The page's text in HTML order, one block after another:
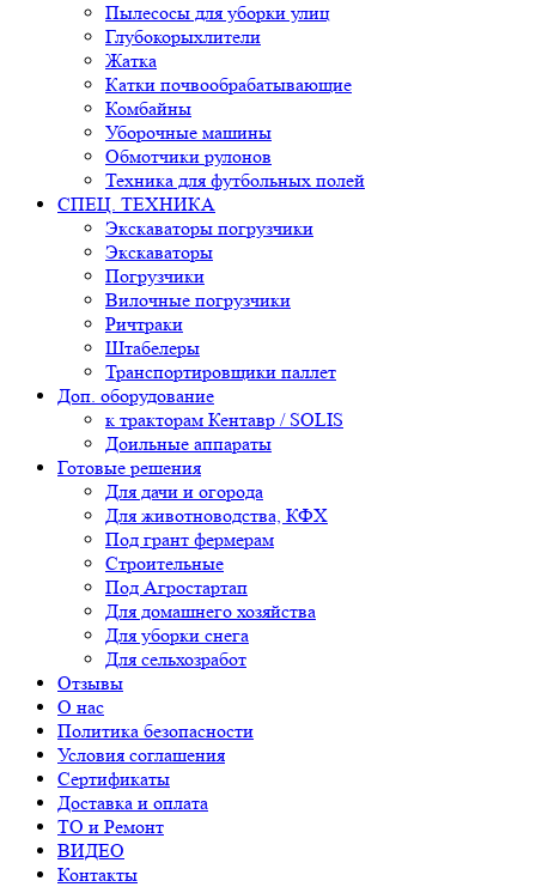
Пылесосы для уборки улиц
Глубокорыхлители
Жатка
Катки почвообрабатывающие
Комбайны
Уборочные машины
Обмотчики рулонов
Техника для футбольных полей
СПЕЦ. ТЕХНИКА
Экскаваторы погрузчики
Экскаваторы
Погрузчики
Вилочные погрузчики
Ричтраки
Штабелеры
Транспортировщики паллет
Доп. оборудование
к тракторам Кентавр / SOLIS
Доильные аппараты
Готовые решения
Для дачи и огорода
Для животноводства, КФХ
Под грант фермерам
Строительные
Под Агростартап
Для домашнего хозяйства
Для уборки снега
Для сельхозработ
Отзывы
О нас
Политика безопасности
Условия соглашения
Сертификаты
Доставка и оплата
ТО и Ремонт
ВИДЕО
Контакты